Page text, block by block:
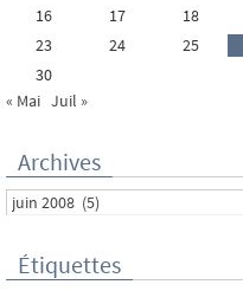
16
17 18
23
24 25
30
« Mai Juil »
Archives
Archives
Étiquettes